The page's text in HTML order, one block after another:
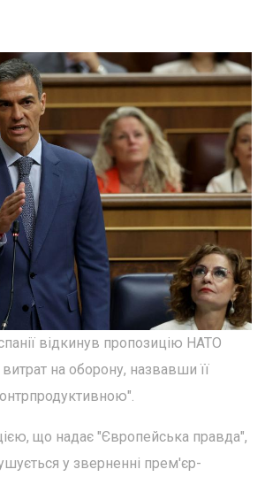
відкинув пропозицію НАТО
на оборону, назвавши її
що надає "Європейська правда",
у зверненні прем'єр-